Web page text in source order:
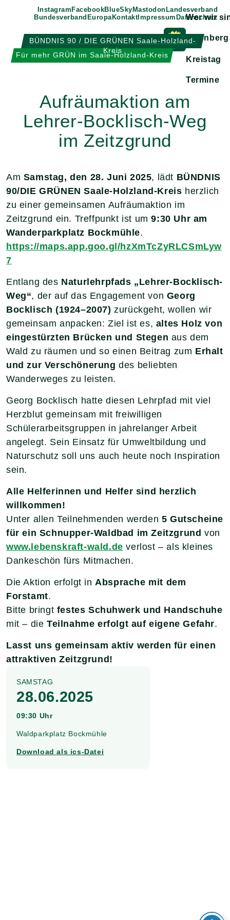
Inhalt
Instagram FacebookBlueSky Mastodon Landesverband
Bundesverband EuropaKontaktImpressum Datenschutz
BÜNDNIS 90 / DIE GRÜNEN Saale-Holzland-
Kreis
Für mehr GRÜN im Saale-Holzland-Kreis
Wer wir
Eisenberg
Zeige
Kreistag
Termine
Aufräumaktion am
Lehrer-Bocklisch-Weg
im Zeitzgrund
Am Samstag, den 28. Juni 2025, lädt BÜNDNIS
90/DIE GRÜNEN Saale-Holzland-Kreis herzlich
zu einer gemeinsamen Aufräumaktion im
Zeitzgrund ein. Treffpunkt ist um9:30 Uhr am
Wanderparkplatz Bockmühle.
https://maps.app.goo.gl/hzXmTcZyRLCSmLyw
7
Entlang des Naturlehrpfads „Lehrer-Bocklisch-
Weg“, der auf das Engagement von Georg
Bocklisch (1924–2007) zurückgeht, wollen wir
gemeinsam anpacken: Ziel ist es, altes Holz von
eingestürzten Brücken und Stegen aus dem
Wald zu räumen und so einen Beitrag zum Erhalt
und zur Verschönerung des beliebten
Wanderweges zu leisten.
Georg Bocklisch hatte diesen Lehrpfad mit viel
Herzblut gemeinsam mit freiwilligen
Schülerarbeitsgruppen in jahrelanger Arbeit
angelegt. Sein Einsatz für Umweltbildung und
Naturschutz soll uns auch heute noch Inspiration
sein.
Alle Helferinnen und Helfer sind herzlich
willkommen!
Unter allen Teilnehmenden werden 5 Gutscheine
für ein Schnupper-Waldbad im Zeitzgrund von
www.lebenskraft-wald.de verlost – als kleines
Dankeschön fürs Mitmachen.
Die Aktion erfolgt inAbsprache mit dem
Forstamt.
Bitte bringt festes Schuhwerk und Handschuhe
mit – die Teilnahme erfolgt auf eigene Gefahr.
Lasst uns gemeinsam aktiv werden für einen
attraktiven Zeitzgrund!
SAMSTAG
28.06.2025
09:30 Uhr
Waldparkplatz Bockmühle
Download als ics-Datei